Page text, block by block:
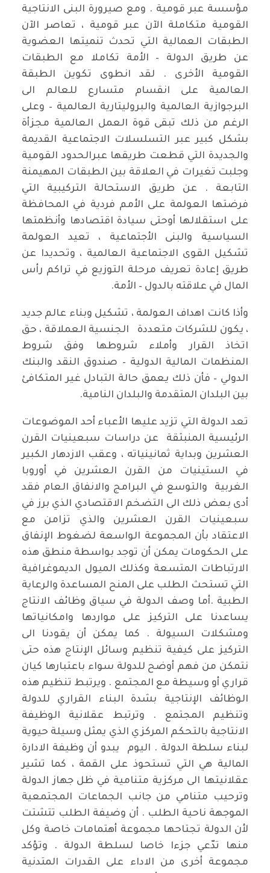
مؤسسة عبر قومية . ومع صيرورة البنى الانتاجية
القومية متكاملة الآن عبر قومية ، تعاصر الآن
الطبقات العمالية التي تحدث تنميتها العضوية
عن طريق الدولة – الأمة تكاملا مع الطبقات
القومية الأخرى . لقد انطوى تكوين الطبقة
العالمية على انقسام متسارع للعالم الى
البرجوازية العالمية والبروليتارية العالمية – وعلى
الرغم من ذلك تبقى قوة العمل العالمية مجزأة
بشكل كبير عبر التسلسلات الاجتماعية القديمة
والجديدة التي قطعت طريقها عبرالحدود القومية
وجلبت تغيرات في العلاقة بين الطبقات المهيمنة
التابعة . عن طريق الاستحالة التركيبية التي
فرضتها العولمة على الأمم فردية في المحافظة
على استقلالها أوحتى سيادة اقتصادها وأنظمتها
السياسية والبنى الأجتماعية ، تعيد العولمة
تشكيل القوى الاجتماعية العالمية ، وتحديدا عن
طريق إعادة تعريف مرحلة التوزيع في تراكم رأس
المال في علاقته بالدول – الأمة.
وأذا كانت اهداف العولمة ، تشكيل وبناء عالم جديد
، يكون للشركات متعددة الجنسية العملاقة ، حق
اتخاذ القرار وأملاء شروطها وفق شروط
المنظمات المالية الدولية – صندوق النقد والبنك
الدولي – فأن ذلك يعمق حالة التبادل غير المتكافئ
بين البلدان المتقدمة والبلدان النامية.
تعد الدولة التي تزيد عليها الأعباء أحد الموضوعات
الرئيسية المنبثقة عن دراسات سبعينيات القرن
العشرين وبداية ثمانينياته ، وعقب الازدهار الكبير
في الستينيات من القرن العشرين في أوروبا
الغربية والتوسع في البرامج والانفاق العام فقد
أدى بعض ذلك الى التضخم الاقتصادي الذي برز في
سبعينيات القرن العشرين والذي تزامن مع
الاعتقاد بأن المجموعة الواسعة لضغوط الإنفاق
على الحكومات يمكن أن توجد بواسطة منطق هذه
الارتباطات المتسعة وكذلك الميول الديموغرافية
التي تستحث الطلب على المنح المساعدة والرعاية
الطبية .أما وصف الدولة في سياق وظائف الانتاج
يساعدنا على التركيز على مواردها وامكانياتها
ومشكلات السيولة . كما يمكن أن يقودنا الى
التركيز على كيفية تنظيم وسائل الإنتاج هذه حتى
نتمكن من فهم أوضح للدولة سواء باعتبارها كيان
قراري أو وسيطة مع المجتمع . ويرتبط تنظيم هذه
الوظائف الإنتاجية بشدة البناء القراري للدولة
وتنظيم المجتمع . وترتبط عقلانية الوظيفة
الانتاجية بالتحكم المركزي الذي يمثل وسيلة حيوية
لبناء سلطة الدولة . اليوم يبدو أن وظيفة الادارة
المالية هي التي تستحوذ على القمة ، كما تشير
عقلانيتها الى مركزية متنامية في ظل جهاز الدولة
وترحيب متنامي من جانب الجماعات المجتمعية
الموجهة ناحية الطلب . أن وضيفة الطلب تتشتت
لأن الدولة تجتاحها مجموعة أهتمامات خاصة وكل
منها تدّعي جزءا خاصا لسلطة الدولة . وتؤكد
مجموعة أخرى من الاداء على القدرات المتدنية